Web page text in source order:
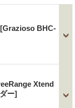
[Grazioso BHC-
Xtend
ー]